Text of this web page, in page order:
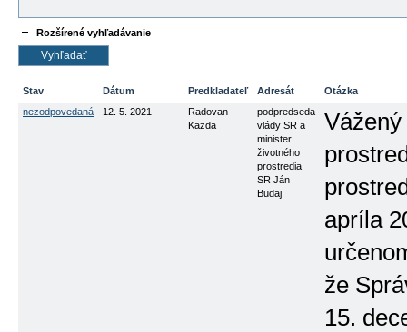
Rozšírené vyhľadávanie
Stav Dátum Predkladateľ Adresát
Otázka
nezodpovedaná
12. 5. 2021
Radovan
Kazda
podpredseda
vlády SR a
minister
životného
prostredia
SR Ján
Budaj
apríla
že
15.